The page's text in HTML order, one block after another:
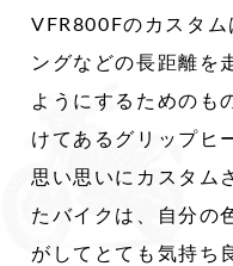
VFR800Fのカスタム
ングなどの長距離を
ようにするためのも
けてあるグリップヒ
思い思いにカスタム
たバイクは、自分の
がしてとても気持ち